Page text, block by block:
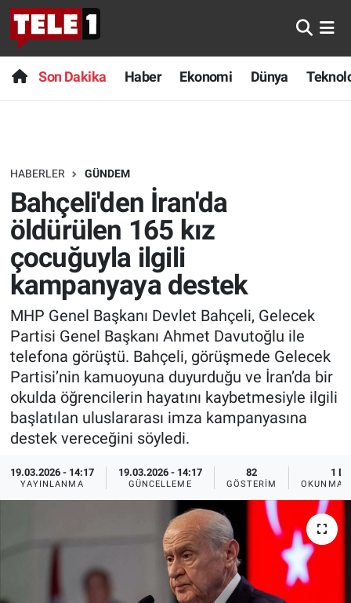
Son Dakika Haber Ekonomi Dünya
HABERLER GÜNDEM
Bahçeli'den İran'da
öldürülen 165 kız
çocuğuyla ilgili
kampanyaya destek
MHP Genel Başkanı Devlet Bahçeli, Gelecek
Partisi Genel Başkanı Ahmet Davutoğlu ile
telefona görüştü. Bahçeli, görüşmede Gelecek
Partisi’nin kamuoyuna duyurduğu ve İran’da bir
okulda öğrencilerin hayatını kaybetmesiyle ilgili
başlatılan uluslararası imza kampanyasına
destek vereceğini söyledi.
19.03.2026 - 14:17
YAYINLANMA
19.03.2026 - 14:17
GÜNCELLEME
82
GÖSTERIM
1 DK
OKUNMA
Anında Manşet
Başka Sohbetler
Bilim turu
Bilim ve Teknoloji Evreni
Doğa Konuşuyor
Dünya
Ege Saati
Ege'den Esintiler
Eğitim
Ekonomi
Forum
Gerçeğin İzinde
Son Dakika
Haber
Dünya
Teknoloji
Sağlık
Spor
Yayın Akışı
İletişim
Nöbetçi Eczaneler
Hava Durumu
Trafik Durumu
Süper Lig Puan Durumu ve Fikstür
Tüm Manşetler
Son Dakika Haberleri
Haber Arşivi